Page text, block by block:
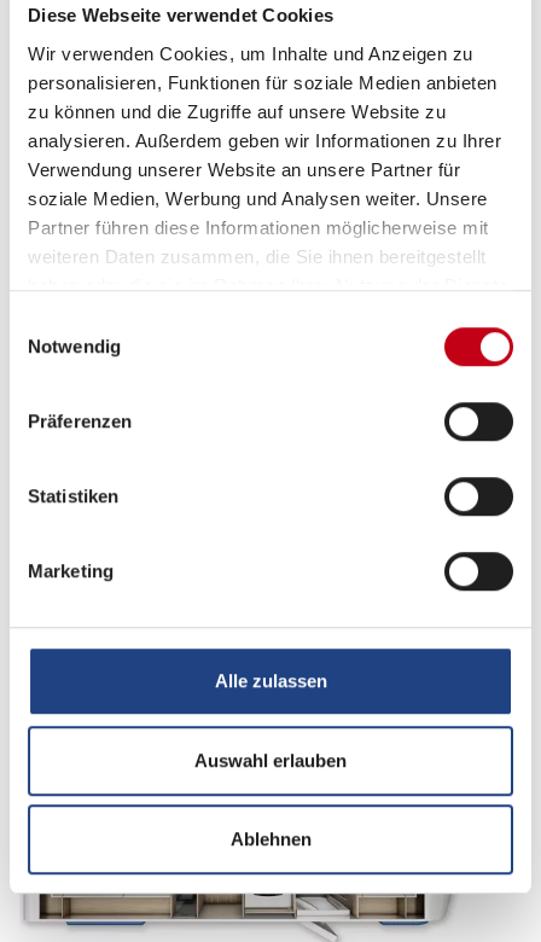
Diese Webseite verwendet Cookies
Wir verwenden Cookies, um Inhalte und Anzeigen zu
personalisieren, Funktionen für soziale Medien anbieten
zu können und die Zugriffe auf unsere Website zu
analysieren. Außerdem geben wir Informationen zu Ihrer
Verwendung unserer Website an unsere Partner für
soziale Medien, Werbung und Analysen weiter. Unsere
Partner führen diese Informationen möglicherweise mit
weiteren Daten zusammen, die Sie ihnen bereitgestellt
haben oder die sie im Rahmen Ihrer Nutzung der Dienste
Notwendig
Präferenzen
Statistiken
Marketing
Alle zulassen
Auswahl erlauben
Ablehnen
Betten Einzelbett